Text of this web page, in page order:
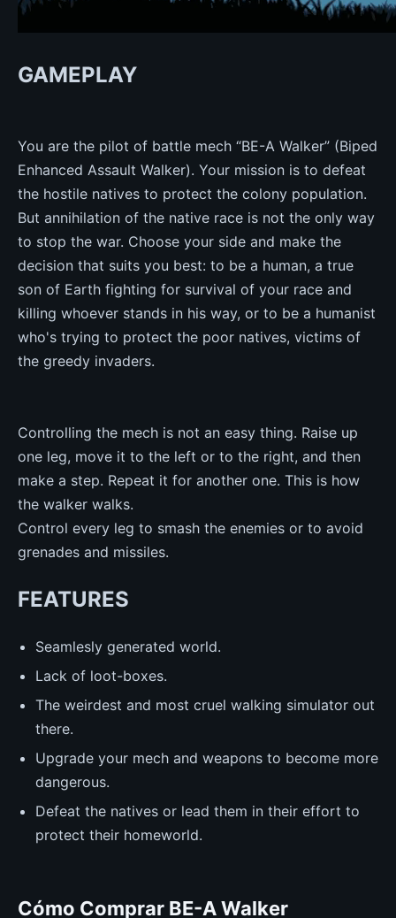
GAMEPLAY
You are the pilot of battle mech “BE-A Walker” (Biped
Enhanced Assault Walker). Your mission is to defeat
the hostile natives to protect the colony population.
But annihilation of the native race is not the only way
to stop the war. Choose your side and make the
decision that suits you best: to be a human, a true
son of Earth fighting for survival of your race and
killing whoever stands in his way, or to be a humanist
who's trying to protect the poor natives, victims of
the greedy invaders.
Controlling the mech is not an easy thing. Raise up
one leg, move it to the left or to the right, and then
make a step. Repeat it for another one. This is how
the walker walks.
Control every leg to smash the enemies or to avoid
grenades and missiles.
FEATURES
Seamlesly generated world.
Lack of loot-boxes.
The weirdest and most cruel walking simulator out
there.
Upgrade your mech and weapons to become more
dangerous.
Defeat the natives or lead them in their effort to
protect their homeworld.
Cómo Comprar BE-A Walker